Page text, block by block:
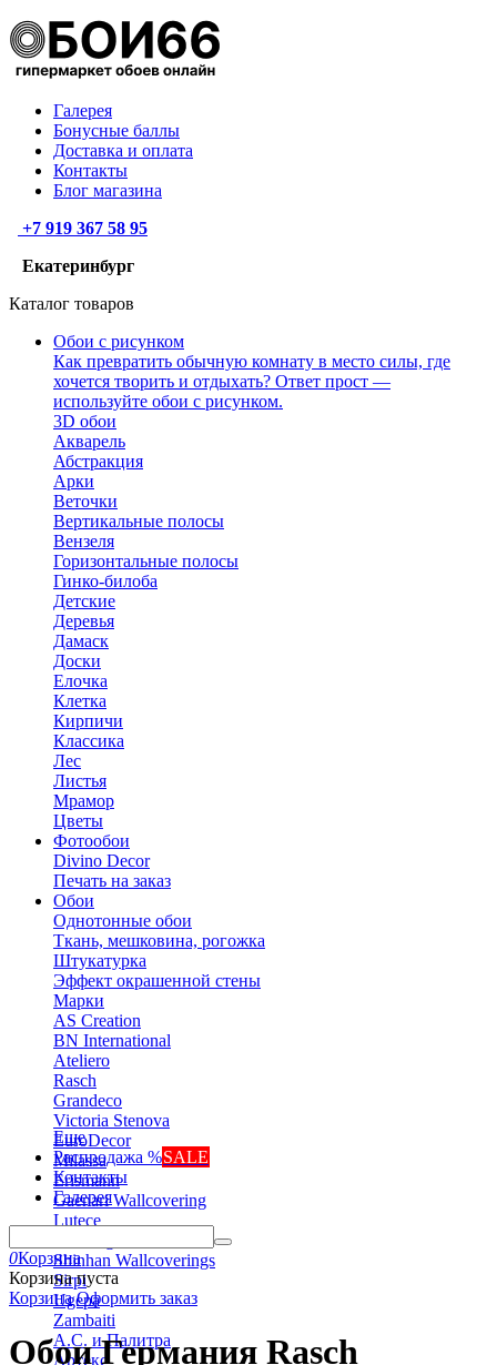
Галерея
Бонусные баллы
Доставка и оплата
Контакты
Блог магазина
+7 919 367 58 95
Екатеринбург
Каталог товаров
Обои с рисунком
Как превратить обычную комнату в место силы, где
хочется творить и отдыхать? Ответ прост —
используйте обои с рисунком.
3D обои
Акварель
Абстракция
Арки
Веточки
Вертикальные полосы
Вензеля
Горизонтальные полосы
Гинко-билоба
Детские
Деревья
Дамаск
Доски
Елочка
Клетка
Кирпичи
Классика
Лес
Листья
Мрамор
Цветы
Фотообои
Divino Decor
Печать на заказ
Обои
Однотонные обои
Ткань, мешковина, рогожка
Штукатурка
Эффект окрашенной стены
Марки
AS Creation
BN International
Ateliero
Rasch
Grandeco
Victoria Stenova
EuroDecor
Milassa
Erismann
Gaenari Wallcovering
Lutece
Shinhan Wallcoverings
Sirpi
Ugepa
Zambaiti
А.С. и Палитра
Артекс
Еще
Распродажа %SALE
Контакты
Галерея
0Корзина
Корзина пуста
Корзина Оформить заказ
Обои Германия Rasch